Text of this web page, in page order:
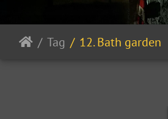
Tag 12. Bath garden